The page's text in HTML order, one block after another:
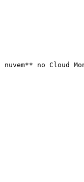
no Cloud